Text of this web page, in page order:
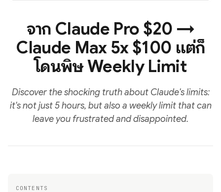
จาก Claude Pro $20 →
Claude Max 5x $100 แต่ก็
โดนพิษ Weekly Limit
Discover the shocking truth about Claude's limits:
it's not just 5 hours, but also a weekly limit that can
leave you frustrated and disappointed.
CONTENTS